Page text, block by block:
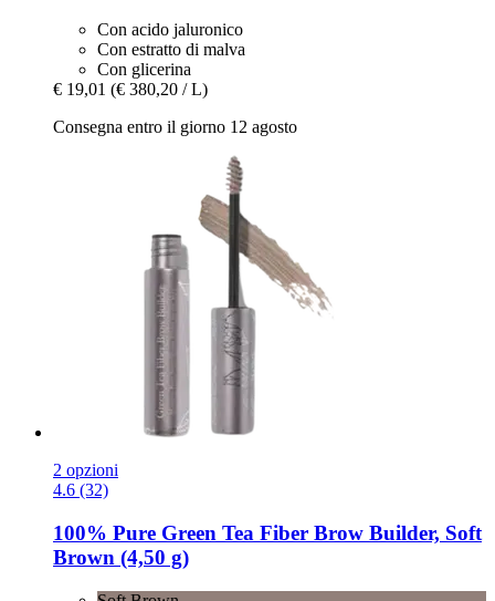
Con acido jaluronico
Con estratto di malva
Con glicerina
€ 19,01 (€ 380,20 / L)
Consegna entro il giorno 12 agosto
2 opzioni
4.6 (32)
100% Pure Green Tea Fiber Brow Builder, Soft
Brown (4,50 g)